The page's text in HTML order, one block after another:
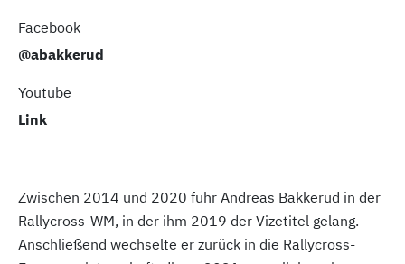
Facebook
@abakkerud
Youtube
Link
Zwischen 2014 und 2020 fuhr Andreas Bakkerud in der
Rallycross-WM, in der ihm 2019 der Vizetitel gelang.
Anschließend wechselte er zurück in die Rallycross-